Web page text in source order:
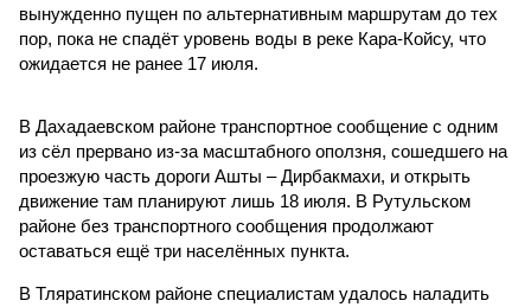
вынужденно пущен по альтернативным маршрутам до тех
пор, пока не спадёт уровень воды в реке Кара-Койсу, что
ожидается не ранее 17 июля.
В Дахадаевском районе транспортное сообщение с одним
из сёл прервано из-за масштабного оползня, сошедшего на
проезжую часть дороги Ашты – Дирбакмахи, и открыть
движение там планируют лишь 18 июля. В Рутульском
районе без транспортного сообщения продолжают
оставаться ещё три населённых пункта.
В Тляратинском районе специалистам удалось наладить